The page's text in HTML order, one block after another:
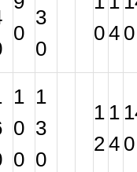
0
3
0
04 0
1
0
0
1
3
0
1
2
1
4 0